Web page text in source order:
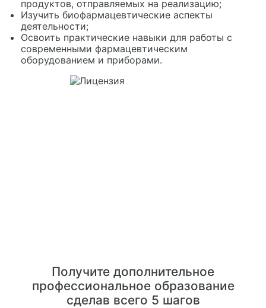
продуктов, отправляемых на реализацию;
Изучить биофармацевтические аспекты
деятельности;
Освоить практические навыки для работы с
современными фармацевтическим
оборудованием и приборами.
Получите дополнительное
профессиональное образование
сделав всего 5 шагов